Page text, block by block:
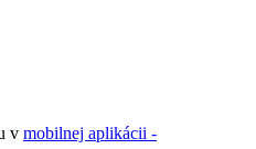
v mobilnej aplikácii -